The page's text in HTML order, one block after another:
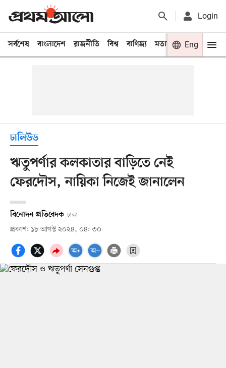
Login
সর্বশেষ বাংলাদেশ রাজনীতি বিশ্ব বাণিজ্য মতামত খেলা
Eng
ঢালিউড
ঋতুপর্ণার কলকাতার বাড়িতে নেই
ফেরদৌস, নায়িকা নিজেই জানালেন
বিনোদন প্রতিবেদক ঢাকা
প্রকাশ: ১৮ আগস্ট ২০২৪, ০৪: ৩০